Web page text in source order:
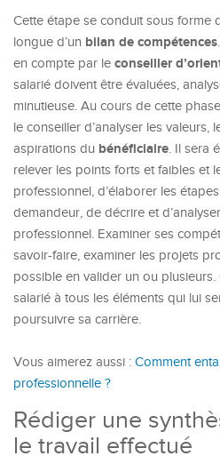
Cette étape se conduit sous forme
longue d’un bilan de compétences
en compte par le conseiller
salarié doivent être évaluées,
minutieuse. Au cours de cette
le conseiller d’analyser les valeurs,
aspirations du bénéficiaire. Il sera
relever les points forts et faibles et
professionnel, d’élaborer les
demandeur, de décrire et
professionnel. Examiner ses
savoir-faire, examiner les projets
possible en valider un ou
salarié à tous les éléments qui lui
poursuivre sa carrière.
Vous aimerez aussi : Comment
professionnelle ?
Rédiger une
le travail effectué